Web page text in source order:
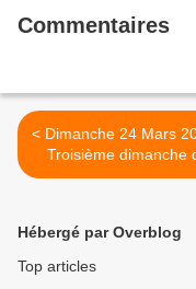
Commentaires
< Dimanche 24 Mars 2019 :
Troisième dimanche
Carême
Hébergé par Overblog
Top articles